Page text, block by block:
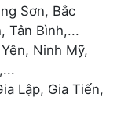
Sơn, Bắc
Tân Bình,...
Ninh Mỹ,
Lập, Gia Tiến,